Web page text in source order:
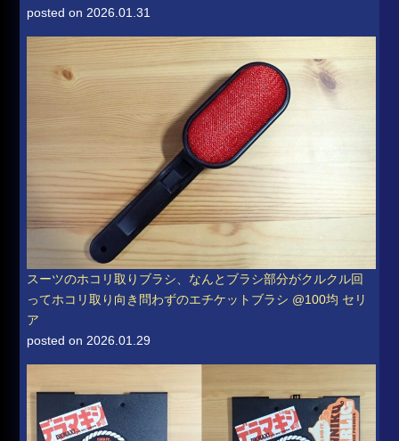
posted on 2026.01.31
スーツのホコリ取りブラシ、なんとブラシ部分がクルクル回
ってホコリ取り向き問わずのエチケットブラシ @100均 セリ
ア
posted on 2026.01.29